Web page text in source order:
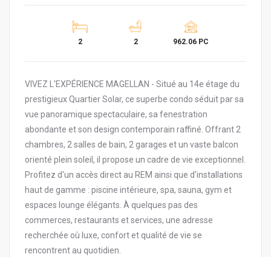
2 2 962.06 PC
VIVEZ L'EXPÉRIENCE MAGELLAN - Situé au 14e étage du
prestigieux Quartier Solar, ce superbe condo séduit par sa
vue panoramique spectaculaire, sa fenestration
abondante et son design contemporain raffiné. Offrant 2
chambres, 2 salles de bain, 2 garages et un vaste balcon
orienté plein soleil, il propose un cadre de vie exceptionnel.
Profitez d'un accès direct au REM ainsi que d'installations
haut de gamme : piscine intérieure, spa, sauna, gym et
espaces lounge élégants. À quelques pas des
commerces, restaurants et services, une adresse
recherchée où luxe, confort et qualité de vie se
rencontrent au quotidien.